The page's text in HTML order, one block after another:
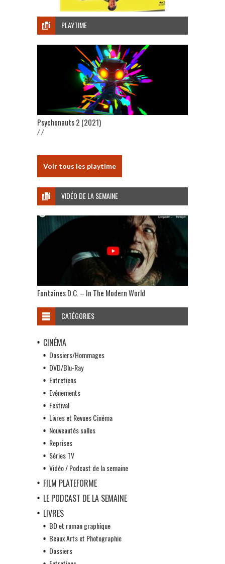
PLAYTIME
Psychonauts 2 (2021)
/ /
Voir tous les playtime
VIDÉO DE LA SEMAINE
Fontaines D.C. – In The Modern World
CATÉGORIES
CINÉMA
Dossiers/Hommages
DVD/Blu-Ray
Entretiens
Evénements
Festival
Livres et Revues Cinéma
Nouveautés salles
Reprises
Séries TV
Vidéo / Podcast de la semaine
FILM PLATEFORME
LE PODCAST DE LA SEMAINE
LIVRES
BD et roman graphique
Beaux Arts et Photographie
Dossiers